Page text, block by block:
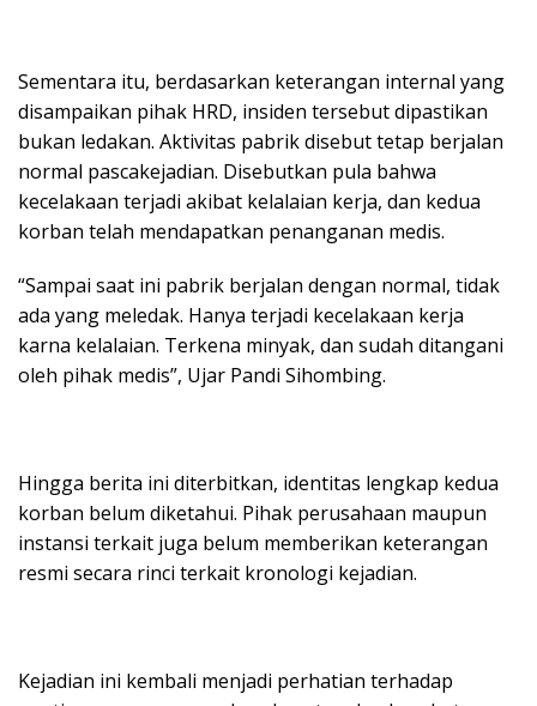
Sementara itu, berdasarkan keterangan internal yang
disampaikan pihak HRD, insiden tersebut dipastikan
bukan ledakan. Aktivitas pabrik disebut tetap berjalan
normal pascakejadian. Disebutkan pula bahwa
kecelakaan terjadi akibat kelalaian kerja, dan kedua
korban telah mendapatkan penanganan medis.
“Sampai saat ini pabrik berjalan dengan normal, tidak
ada yang meledak. Hanya terjadi kecelakaan kerja
karna kelalaian. Terkena minyak, dan sudah ditangani
oleh pihak medis”, Ujar Pandi Sihombing.
Hingga berita ini diterbitkan, identitas lengkap kedua
korban belum diketahui. Pihak perusahaan maupun
instansi terkait juga belum memberikan keterangan
resmi secara rinci terkait kronologi kejadian.
Kejadian ini kembali menjadi perhatian terhadap